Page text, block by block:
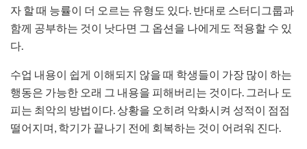
자 할 때 능률이 더 오르는 유형도 있다. 반대로 스터디그룹과
함께 공부하는 것이 낫다면 그 옵션을 나에게도 적용할 수 있
다.
수업 내용이 쉽게 이해되지 않을 때 학생들이 가장 많이 하는
행동은 가능한 오래 그 내용을 피해버리는 것이다. 그러나 도
피는 최악의 방법이다. 상황을 오히려 악화시켜 성적이 점점
떨어지며, 학기가 끝나기 전에 회복하는 것이 어려워 진다.